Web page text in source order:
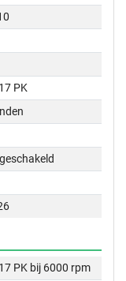
PK
PK bij 6000 rpm